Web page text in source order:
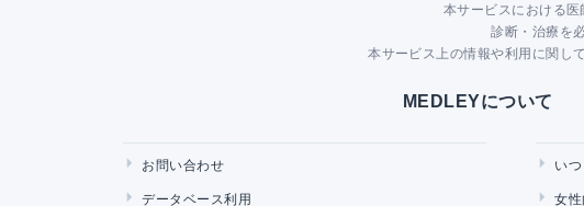
本サービスにおける医
診断・治療を
本サービス上の情報や利用に関し
MEDLEYについて
お問い合わせ
データベース利用
い
女